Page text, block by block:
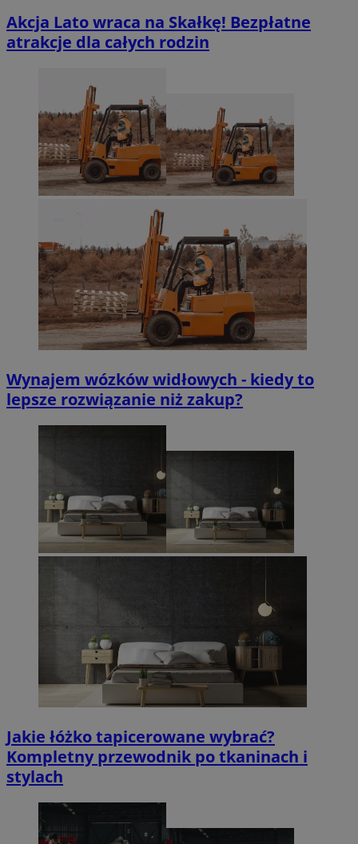
Akcja Lato wraca na Skałkę! Bezpłatne
atrakcje dla całych rodzin
Wynajem wózków widłowych - kiedy to
lepsze rozwiązanie niż zakup?
Jakie łóżko tapicerowane wybrać?
Kompletny przewodnik po tkaninach i
stylach